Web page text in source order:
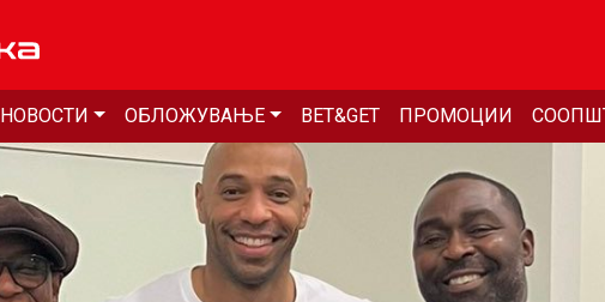
НОВОСТИ ОБЛОЖУВАЊЕ BET&GET ПРОМОЦИИ